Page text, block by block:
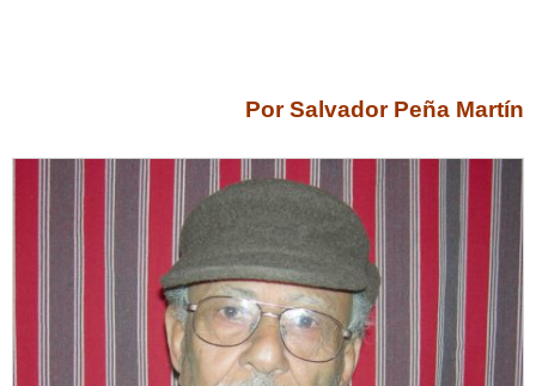
Por Salvador Peña Martín